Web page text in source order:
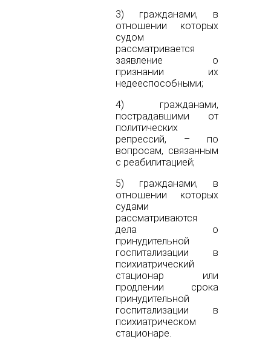
3) гражданами, в
отношении которых
судом
рассматривается
заявление о
признании их
недееспособными;
4) гражданами,
пострадавшими от
политических
репрессий, – по
вопросам, связанным
с реабилитацией;
5) гражданами, в
отношении которых
судами
рассматриваются
дела о
принудительной
госпитализации в
психиатрический
стационар или
продлении срока
принудительной
госпитализации в
психиатрическом
стационаре.